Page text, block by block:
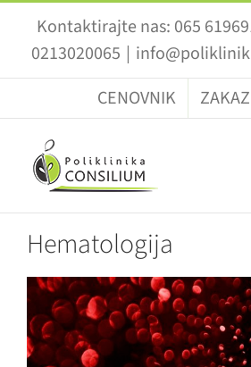
content
Kontaktirajte nas: 065
0213020065 |
CENOVNIK
Hematologija
View
Larger
Image